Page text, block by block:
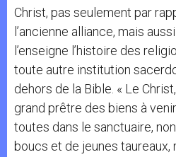
Christ, pas seulement par
l’ancienne alliance, mais
l’enseigne l’histoire des
toute autre institution
dehors de la Bible. « Le
grand prêtre des biens à
toutes dans le sanctuaire,
boucs et de jeunes